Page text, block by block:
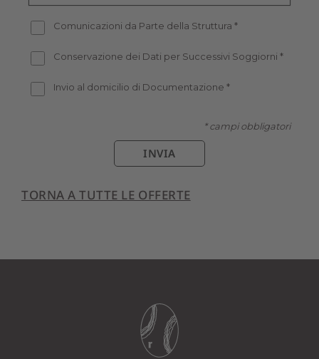
Comunicazioni da Parte della Struttura *
Conservazione dei Dati per Successivi Soggiorni *
Invio al domicilio di Documentazione *
* campi obbligatori
INVIA
TORNA A TUTTE LE OFFERTE